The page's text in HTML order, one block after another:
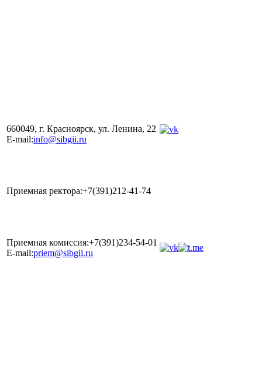
660049, г. Красноярск, ул. Ленина, 22
E-mail:info@sibgii.ru
Приемная ректора:+7(391)212-41-74
Приемная комиссия:+7(391)234-54-01
E-mail:priem@sibgii.ru